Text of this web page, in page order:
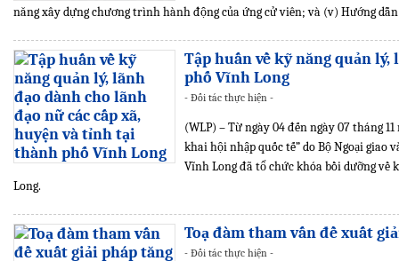
năng xây dựng chương trình hành động của ứng cử viên; và (v) Hướng
Tập huấn về kỹ năng quản
phố Vĩnh Long
- Đối tác thực hiện -
(WLP) – Từ ngày 04 đến ngày 07 tháng
khai hội nhập quốc tế” do Bộ Ngoại
Vĩnh Long đã tổ chức khóa bồi dưỡng
Long.
Toạ đàm tham vấn đề xuất
- Đối tác thực hiện -